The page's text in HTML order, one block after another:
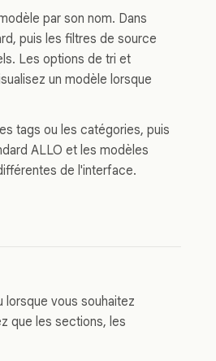
par son nom. Dans
puis les filtres de source
Les options de tri et
un modèle lorsque
tags ou les catégories, puis
ALLO et les modèles
de l'interface.
vous souhaitez
que les sections, les